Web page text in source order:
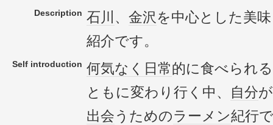
Description 石川 、 金沢を中心とした美
紹介です。
Self introduction 何気なく 日常的に食べられる
ともに変わり行く中、
自分
出会うためのラーメン紀行